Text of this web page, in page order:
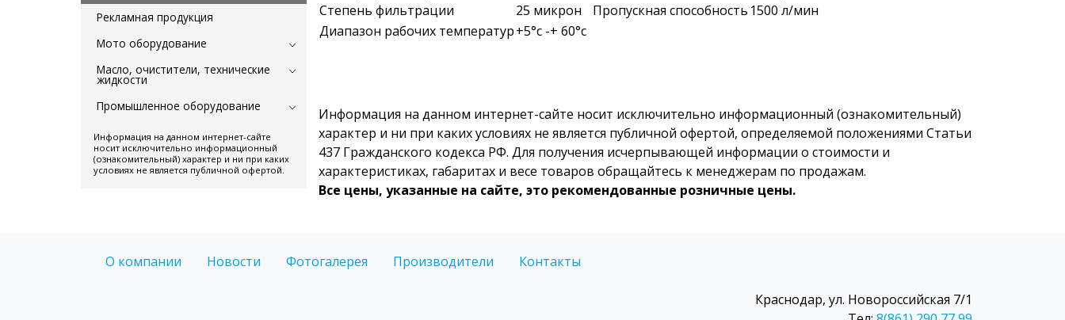
Рекламная продукция
Мото оборудование
Масло, очистители, технические
жидкости
Промышленное оборудование
Информация на данном интернет-сайте
носит исключительно информационный
(ознакомительный) характер и ни при каких
условиях не является публичной офертой.
Степень фильтрации
25 микрон Пропускная способность 1500 л/мин
Диапазон рабочих температур+5°с -+ 60°с
Информация на данном интернет-сайте носит исключительно информационный (ознакомительный)
характер и ни при каких условиях не является публичной офертой, определяемой положениями Статьи
437 Гражданского кодекса РФ. Для получения исчерпывающей информации о стоимости и
характеристиках, габаритах и весе товаров обращайтесь к менеджерам по продажам.
Все цены, указанные на сайте, это рекомендованные розничные цены.
О компании Новости Фотогалерея Производители Контакты
Краснодар, ул. Новороссийская 7/1